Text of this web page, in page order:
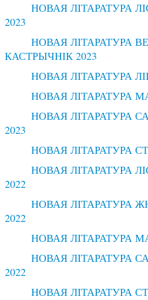
НОВАЯ ЛІТАРАТУРА
2023
НОВАЯ ЛІТАРАТУРА
КАСТРЫЧНІК 2023
НОВАЯ ЛІТАРАТУРА
НОВАЯ ЛІТАРАТУРА
НОВАЯ ЛІТАРАТУРА
2023
НОВАЯ ЛІТАРАТУРА
НОВАЯ ЛІТАРАТУРА
2022
НОВАЯ ЛІТАРАТУРА
2022
НОВАЯ ЛІТАРАТУРА
НОВАЯ ЛІТАРАТУРА
2022
НОВАЯ ЛІТАРАТУРА